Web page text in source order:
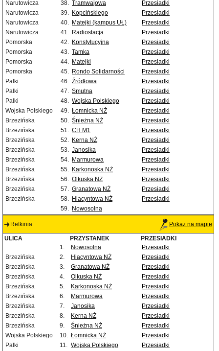
Narutowicza
38. Tramwajowa
Przesiadki
Narutowicza
39. Kopcińskiego
Przesiadki
Narutowicza
40. Matejki (kampus UŁ)
Przesiadki
Narutowicza
41. Radiostacja
Przesiadki
Pomorska
42. Konstytucyjna
Przesiadki
Pomorska
43. Tamka
Przesiadki
Pomorska
44. Matejki
Przesiadki
Pomorska
45. Rondo Solidarności
Przesiadki
Palki
46. Źródłowa
Przesiadki
Palki
47. Smutna
Przesiadki
Palki
48. Wojska Polskiego
Przesiadki
Wojska Polskiego
49. Łomnicka NŻ
Przesiadki
Brzezińska
50. Śnieżna NŻ
Przesiadki
Brzezińska
51. CH M1
Przesiadki
Brzezińska
52. Kerna NŻ
Przesiadki
Brzezińska
53. Janosika
Przesiadki
Brzezińska
54. Marmurowa
Przesiadki
Brzezińska
55. Karkonoska NŻ
Przesiadki
Brzezińska
56. Olkuska NŻ
Przesiadki
Brzezińska
57. Granatowa NŻ
Przesiadki
Brzezińska
58. Hiacyntowa NŻ
Przesiadki
59. Nowosolna
Retkinia Pokaż na mapie
ULICA PRZYSTANEK
PRZESIADKI
1.
Nowosolna
Przesiadki
Brzezińska
2. Hiacyntowa NŻ
Przesiadki
Brzezińska
3. Granatowa NŻ
Przesiadki
Brzezińska
4. Olkuska NŻ
Przesiadki
Brzezińska
5. Karkonoska NŻ
Przesiadki
Brzezińska
6. Marmurowa
Przesiadki
Brzezińska
7. Janosika
Przesiadki
Brzezińska
8. Kerna NŻ
Przesiadki
Brzezińska
9. Śnieżna NŻ
Przesiadki
Wojska Polskiego
10. Łomnicka NŻ
Przesiadki
Palki
11. Wojska Polskiego
Przesiadki